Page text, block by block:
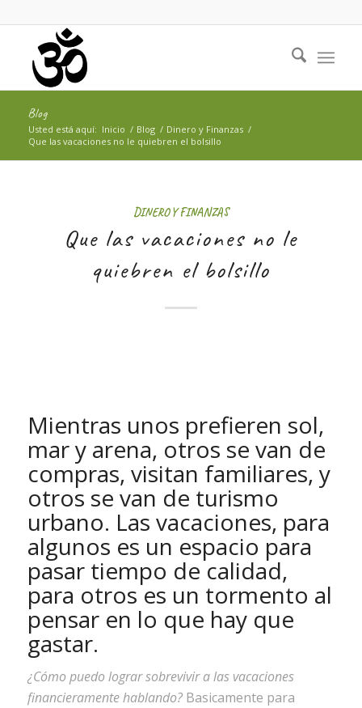
Blog
Usted está aquí: Inicio / Blog / Dinero y Finanzas /
Que las vacaciones no le quiebren el bolsillo
DINERO Y FINANZAS
Que las vacaciones no le
quiebren el bolsillo
Mientras unos prefieren sol,
mar y arena, otros se van de
compras, visitan familiares, y
otros se van de turismo
urbano. Las vacaciones, para
algunos es un espacio para
pasar tiempo de calidad,
para otros es un tormento al
pensar en lo que hay que
gastar.
¿Cómo puedo lograr sobrevivir a las vacaciones
financieramente hablando?Basicamente para